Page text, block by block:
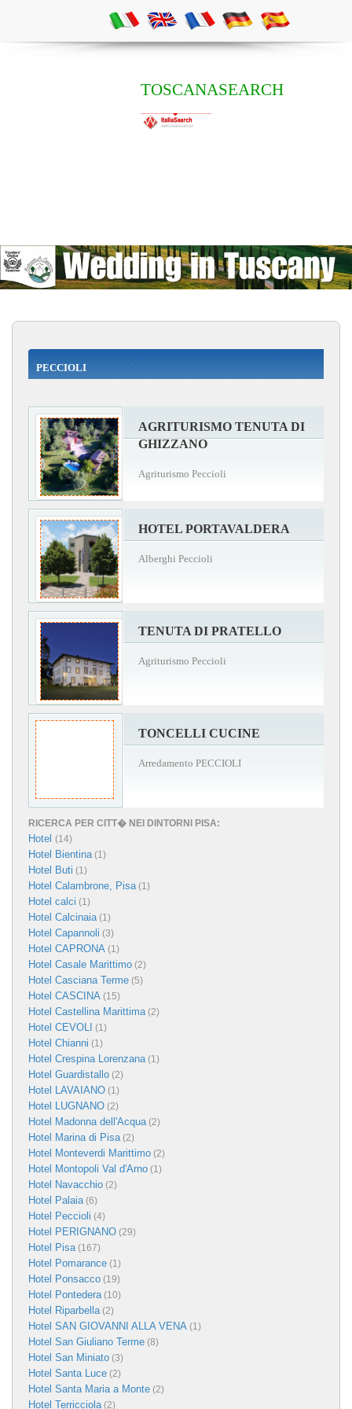
TOSCANASEARCH
PECCIOLI
AGRITURISMO TENUTA DI
GHIZZANO
Agriturismo Peccioli
HOTEL PORTAVALDERA
Alberghi Peccioli
TENUTA DI PRATELLO
Agriturismo Peccioli
TONCELLI CUCINE
Arredamento PECCIOLI
RICERCA PER CITT� NEI DINTORNI PISA:
Hotel (14)
Hotel Bientina(1)
Hotel Buti (1)
Hotel Calambrone, Pisa(1)
Hotel calci (1)
Hotel Calcinaia(1)
Hotel Capannoli (3)
Hotel CAPRONA (1)
Hotel Casale Marittimo (2)
Hotel Casciana Terme (5)
Hotel CASCINA (15)
Hotel Castellina Marittima(2)
Hotel CEVOLI (1)
Hotel Chianni (1)
Hotel Crespina Lorenzana(1)
Hotel Guardistallo (2)
Hotel LAVAIANO (1)
Hotel LUGNANO (2)
Hotel Madonna dell'Acqua(2)
Hotel Marina di Pisa(2)
Hotel Monteverdi Marittimo (2)
Hotel Montopoli Val d'Arno (1)
Hotel Navacchio (2)
Hotel Palaia(6)
Hotel Peccioli (4)
Hotel PERIGNANO (29)
Hotel Pisa(167)
Hotel Pomarance (1)
Hotel Ponsacco (19)
Hotel Pontedera(10)
Hotel Riparbella(2)
Hotel SAN GIOVANNI ALLA VENA (1)
Hotel San Giuliano Terme (8)
Hotel San Miniato (3)
Hotel Santa Luce (2)
Hotel Santa Maria a Monte (2)
Hotel Terricciola(2)